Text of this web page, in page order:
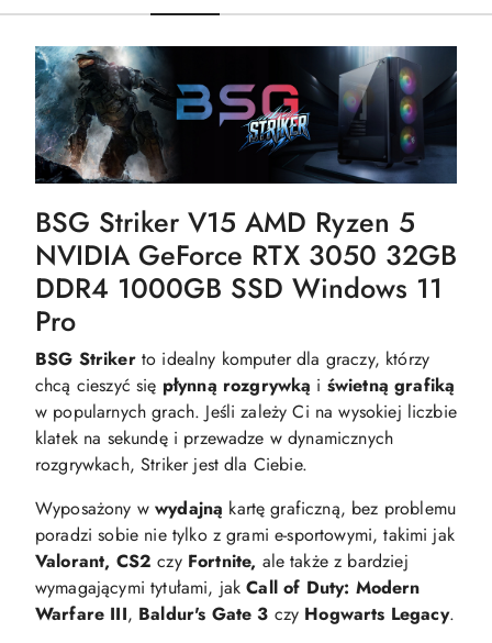
BSG Striker V15 AMD Ryzen 5
NVIDIA GeForce RTX 3050 32GB
DDR4 1000GB SSD Windows 11
Pro
BSG Strikerto idealny komputer dla graczy, którzy
chcą cieszyć się płynną rozgrywką i świetną grafiką
w popularnych grach. Jeśli zależy Ci na wysokiej liczbie
klatek na sekundę i przewadze w dynamicznych
rozgrywkach, Striker jest dla Ciebie.
Wyposażony wwydajną kartę graficzną, bez problemu
poradzi sobie nie tylko z grami e-sportowymi, takimi jak
Valorant, CS2 czy Fortnite, ale także z bardziej
wymagającymi tytułami, jakCall of Duty: Modern
Warfare III, Baldur's Gate 3 czy Hogwarts Legacy.